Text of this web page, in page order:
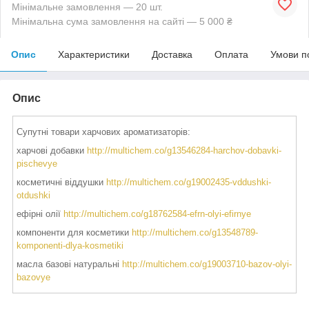
Мінімальне замовлення — 20 шт.
Мінімальна сума замовлення на сайті — 5 000 ₴
Опис Характеристики Доставка Оплата Умови
Опис
Супутні товари харчових ароматизаторів:
харчові добавки http://multichem.co/g13546284-harchov-dobavki-
pischevye
косметичні віддушки http://multichem.co/g19002435-vddushki-
otdushki
ефірні олії http://multichem.co/g18762584-efrn-olyi-efirnye
компоненти для косметики http://multichem.co/g13548789-
komponenti-dlya-kosmetiki
масла базові натуральні http://multichem.co/g19003710-bazov-olyi-
bazovye